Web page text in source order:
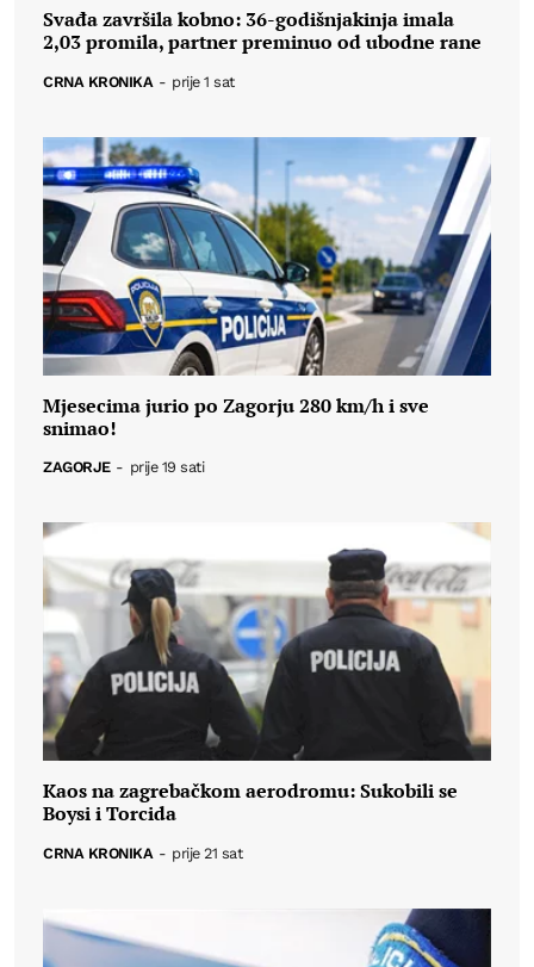
Svađa završila kobno: 36-godišnjakinja imala
2,03 promila, partner preminuo od ubodne rane
CRNA KRONIKA - prije 1 sat
Mjesecima jurio po Zagorju 280 km/h i sve
snimao!
ZAGORJE - prije 19 sati
Kaos na zagrebačkom aerodromu: Sukobili se
Boysi i Torcida
CRNA KRONIKA - prije 21 sat